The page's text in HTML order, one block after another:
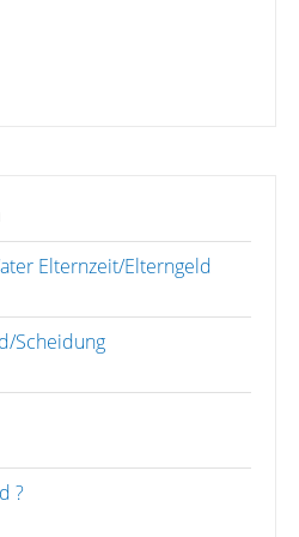
Elternzeit/Elterngeld
Scheidung
?